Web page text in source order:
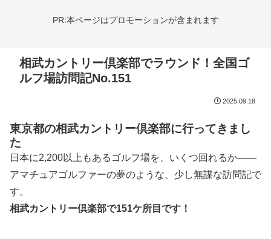
PR:本ページはプロモーションが含まれます
相武カントリー倶楽部でラウンド！全国ゴ
ルフ場訪問記No.151
2025.09.18
東京都の相武カントリー倶楽部に行ってきまし
た
日本に2,200以上もあるゴルフ場を、いくつ回れるか——
アマチュアゴルファーの夢のような、少し無謀な訪問記で
す。
相武カントリー倶楽部で151ケ所目です！